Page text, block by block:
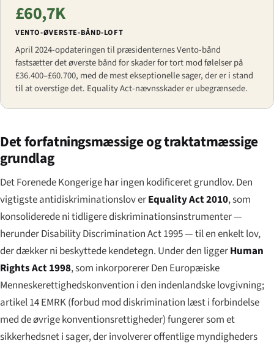
£60,7K
VENTO-ØVERSTE-BÅND-LOFT
April 2024-opdateringen til præsidenternes Vento-bånd
fastsætter det øverste bånd for skader for tort mod følelser på
£36.400–£60.700, med de mest ekseptionelle sager, der er i stand
til at overstige det. Equality Act-nævnsskader er ubegrænsede.
Det forfatningsmæssige og traktatmæssige
grundlag
Det Forenede Kongerige har ingen kodificeret grundlov. Den
vigtigste antidiskriminationslov erEquality Act 2010, som
konsoliderede ni tidligere diskriminationsinstrumenter —
herunder Disability Discrimination Act 1995 — til en enkelt lov,
der dækker ni beskyttede kendetegn. Under den liggerHuman
Rights Act 1998, som inkorporerer Den Europæiske
Menneskerettighedskonvention i den indenlandske lovgivning;
artikel 14 EMRK (forbud mod diskrimination læst i forbindelse
med de øvrige konventionsrettigheder) fungerer som et
sikkerhedsnet i sager, der involverer offentlige myndigheders